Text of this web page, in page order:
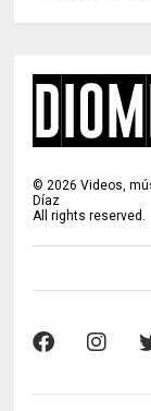
©2026 Videos,
Díaz
All rights reserved.